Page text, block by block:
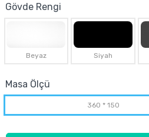
Gövde Rengi
Beyaz Siyah
Masa Ölçü
360 * 150